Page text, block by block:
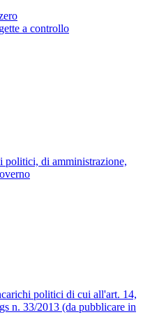
a controllo
politici, di amministrazione,
politici di cui all'art. 14,
n. 33/2013 (da pubblicare in